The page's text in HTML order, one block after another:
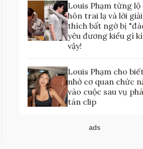
Louis Phạm từng lộ
hôn trai lạ và lời giải
thích bất ngờ bị
yêu đương kiểu gì
vậy!
Louis Phạm cho
nhờ cơ quan chức
vào cuộc sau vụ
tán clip
ads